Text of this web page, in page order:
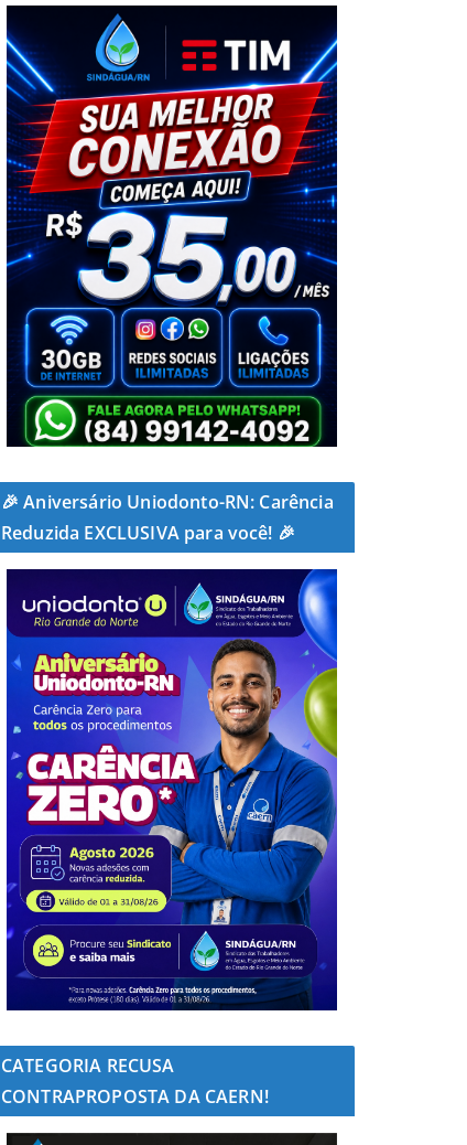
🎉 Aniversário Uniodonto-RN: Carência
Reduzida EXCLUSIVA para você! 🎉
CATEGORIA RECUSA
CONTRAPROPOSTA DA CAERN!